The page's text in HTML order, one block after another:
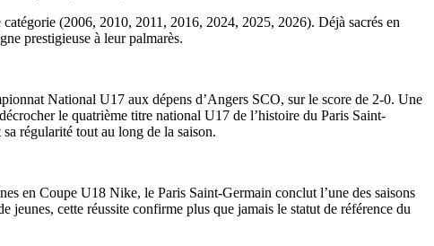
(2006, 2010, 2011, 2016, 2024, 2025, 2026). Déjà sacrés en
prestigieuse à leur palmarès.
National U17 aux dépens d’Angers SCO, sur le score de 2-0. Une
le quatrième titre national U17 de l’histoire du Paris Saint-
régularité tout au long de la saison.
en Coupe U18 Nike, le Paris Saint-Germain conclut l’une des saisons
jeunes, cette réussite confirme plus que jamais le statut de référence du